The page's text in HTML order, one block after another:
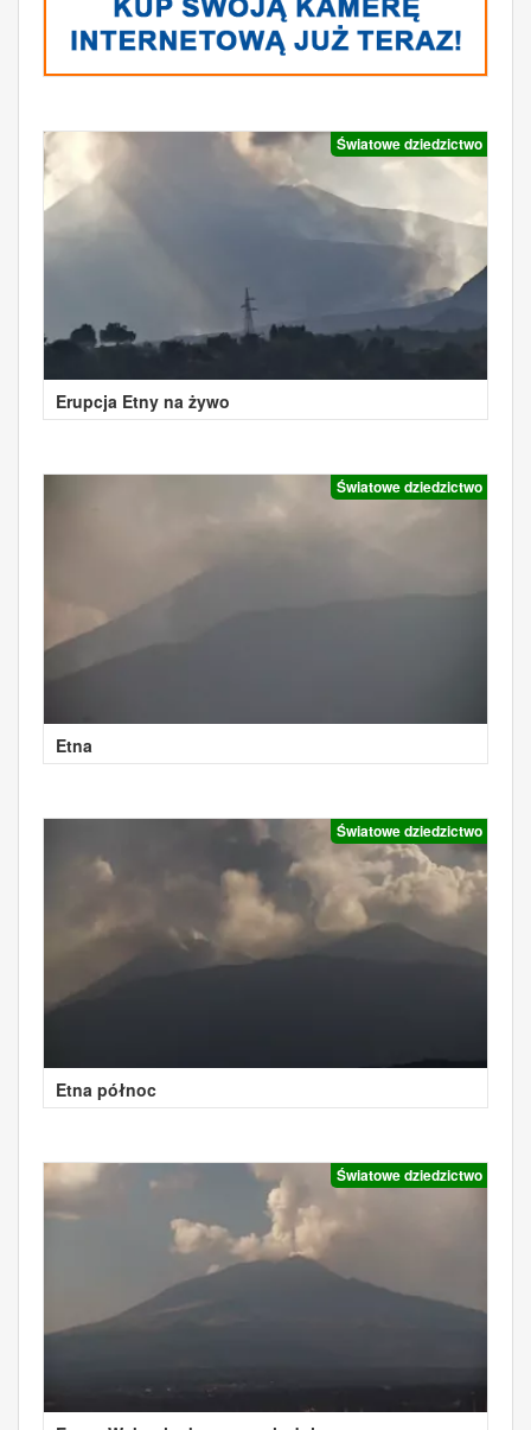
Światowe dziedzictwo
Erupcja Etny na żywo
Światowe dziedzictwo
Etna
Światowe dziedzictwo
Etna północ
Światowe dziedzictwo